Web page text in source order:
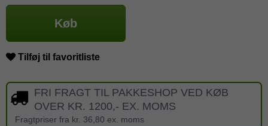
Køb
Tilføj til favoritliste
FRI FRAGT TIL PAKKESHOP VED KØB
OVER KR. 1200,- EX. MOMS
Fragtpriser fra kr. 36,80 ex. moms